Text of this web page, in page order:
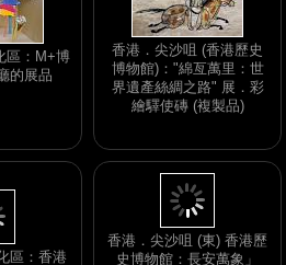
區：M+博
的展品
香港．尖沙咀 (香港歷史
博物館)："綿亙萬里：世
界遺產絲綢之路" 展．彩
繪驛使磚 (複製品)